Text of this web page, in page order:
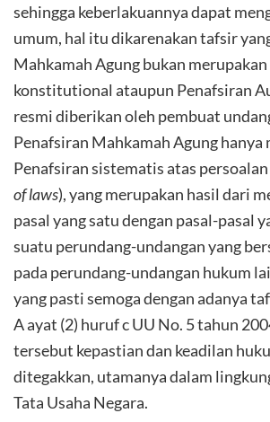
sehingga keberlakuannya dapat
umum, hal itu dikarenakan tafsir
Mahkamah Agung bukan
konstitutional ataupun Penafsiran
resmi diberikan oleh pembuat
Penafsiran Mahkamah Agung hanya
Penafsiran sistematis atas
of laws), yang merupakan hasil dari
pasal yang satu dengan pasal-pasal
suatu perundang-undangan yang
pada perundang-undangan hukum
yang pasti semoga dengan adanya
A ayat (2) huruf c UU No. 5 tahun
tersebut kepastian dan keadilan
ditegakkan, utamanya dalam
Tata Usaha Negara.